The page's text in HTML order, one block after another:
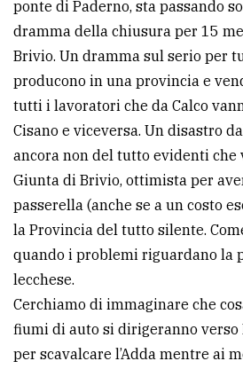
pubblicità
CERCA
Cerca
per
comune
Ricerca
avanzata
LE
ALTRE
TESTATE
ponte di Paderno, sta passando
dramma della chiusura per 15
Brivio. Un dramma sul serio per
producono in una provincia e
tutti i lavoratori che da Calco
Cisano e viceversa. Un disastro
ancora non del tutto evidenti che
Giunta di Brivio, ottimista per
passerella (anche se a un costo
la Provincia del tutto silente.
quando i problemi riguardano la
lecchese.
Cerchiamo di immaginare che
fiumi di auto si dirigeranno verso
per scavalcare l’Adda mentre ai